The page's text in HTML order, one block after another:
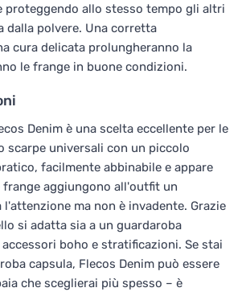
proteggendo allo stesso tempo gli altri
dalla polvere. Una corretta
cura delicata prolungheranno la
le frange in buone condizioni.
Denim è una scelta eccellente per le
scarpe universali con un piccolo
facilmente abbinabile e appare
frange aggiungono all'outfit un
ma non è invadente. Grazie
si adatta sia a un guardaroba
boho e stratificazioni. Se stai
capsula, Flecos Denim può essere
che sceglierai più spesso – è